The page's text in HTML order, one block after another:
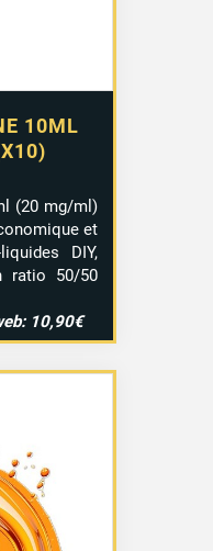
10ML
(20 mg/ml)
et
DIY,
ratio 50/50
10,90€